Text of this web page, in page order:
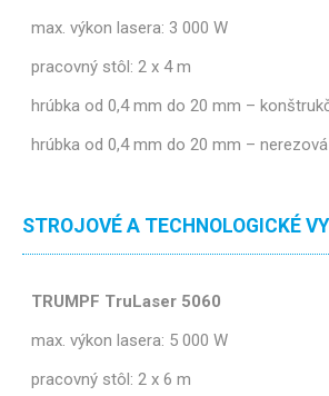
max. výkon lasera: 3 000 W
pracovný stôl: 2 x 4 m
hrúbka od 0,4 mm do 20 mm –
hrúbka od 0,4 mm do 20 mm –
STROJOVÉ A TECHNOLOGICKÉ
TRUMPF TruLaser 5060
max. výkon lasera: 5 000 W
pracovný stôl: 2 x 6 m